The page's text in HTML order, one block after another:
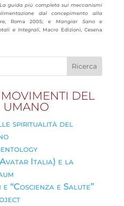
guida più completa sui meccanismi
dal concepimento alla
Roma 2005; e Mangiar Sano e
e Integrali, Macro Edizioni, Cesena
DEL
UMANO
spiritualità del
Italia) e la
“Coscienza e Salute”